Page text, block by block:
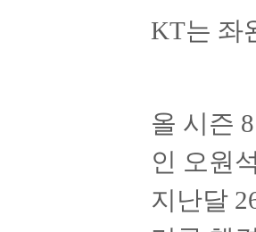
KT는 좌
올 시즌
인 오원
지난달